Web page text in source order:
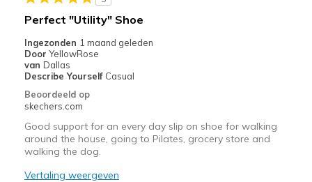
Travel
Width
Feels true to width
Sizing
View On Shoes
Shoes are for Wearing
Perfect "Utility" Shoe
Ingezonden 1 maand geleden
Door YellowRose
van Dallas
Describe Yourself Casual
Beoordeeld op
skechers.com
Good support for an every day slip on shoe for walking
around the house, going to Pilates, grocery store and
walking the dog.
Vertaling weergeven